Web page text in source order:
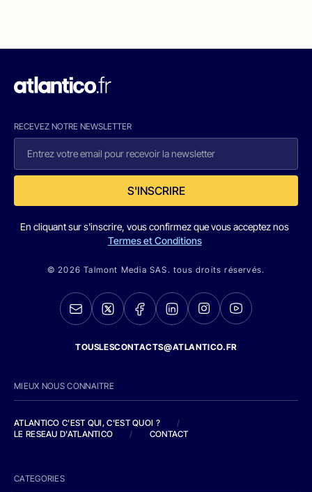
RECEVEZ NOTRE NEWSLETTER
S'INSCRIRE
En cliquant sur s'inscrire, vous confirmez que vous acceptez nos
Termes et Conditions
© 2026 Talmont Media SAS. tous droits réservés.
TOUSLESCONTACTS@ATLANTICO.FR
MIEUX NOUS CONNAITRE
ATLANTICO C'EST QUI, C'EST QUOI ?
/
LE RESEAU D'ATLANTICO
/ CONTACT
CATEGORIES